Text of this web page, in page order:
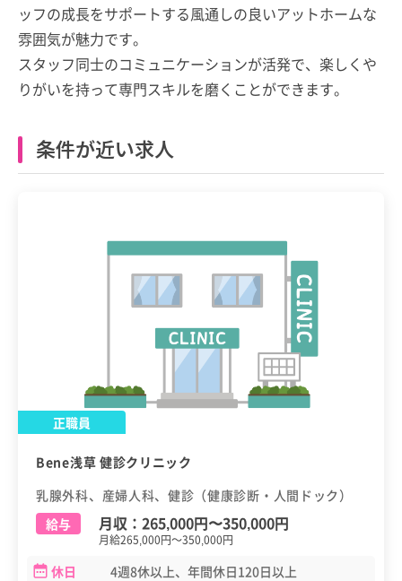
ッフの成長をサポートする風通しの良いアットホームな
雰囲気が魅力です。
スタッフ同士のコミュニケーションが活発で、楽しくや
りがいを持って専門スキルを磨くことができます。
条件が近い求人
正職員
Bene浅草 健診クリニック
乳腺外科、産婦人科、健診（健康診断・人間ドック）
給与
月収： 265,000円〜350,000円
月給265,000円～350,000円
休日
4週8休以上、年間休日120日以上